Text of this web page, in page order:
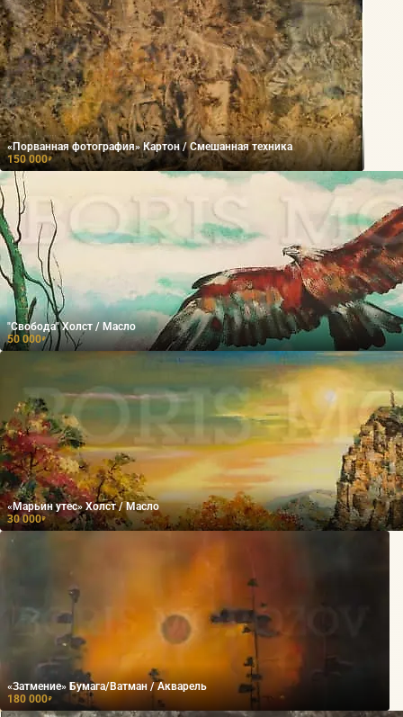
«Порванная фотография» Картон / Смешанная техника
150 000₽
"Свобода" Холст / Масло
50 000₽
«Марьин утес» Холст / Масло
30 000₽
«Затмение» Бумага/Ватман / Акварель
180 000₽